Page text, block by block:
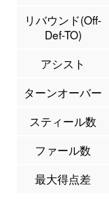
リバウンド(Off-
Def-TO)
アシスト
ターンオーバー
スティール数
ファール数
最大得点差